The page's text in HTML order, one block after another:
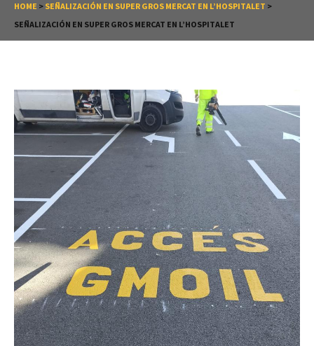
HOME > SEÑALIZACIÓN EN SUPER GROS MERCAT EN L’HOSPITALET >
SEÑALIZACIÓN EN SUPER GROS MERCAT EN L’HOSPITALET